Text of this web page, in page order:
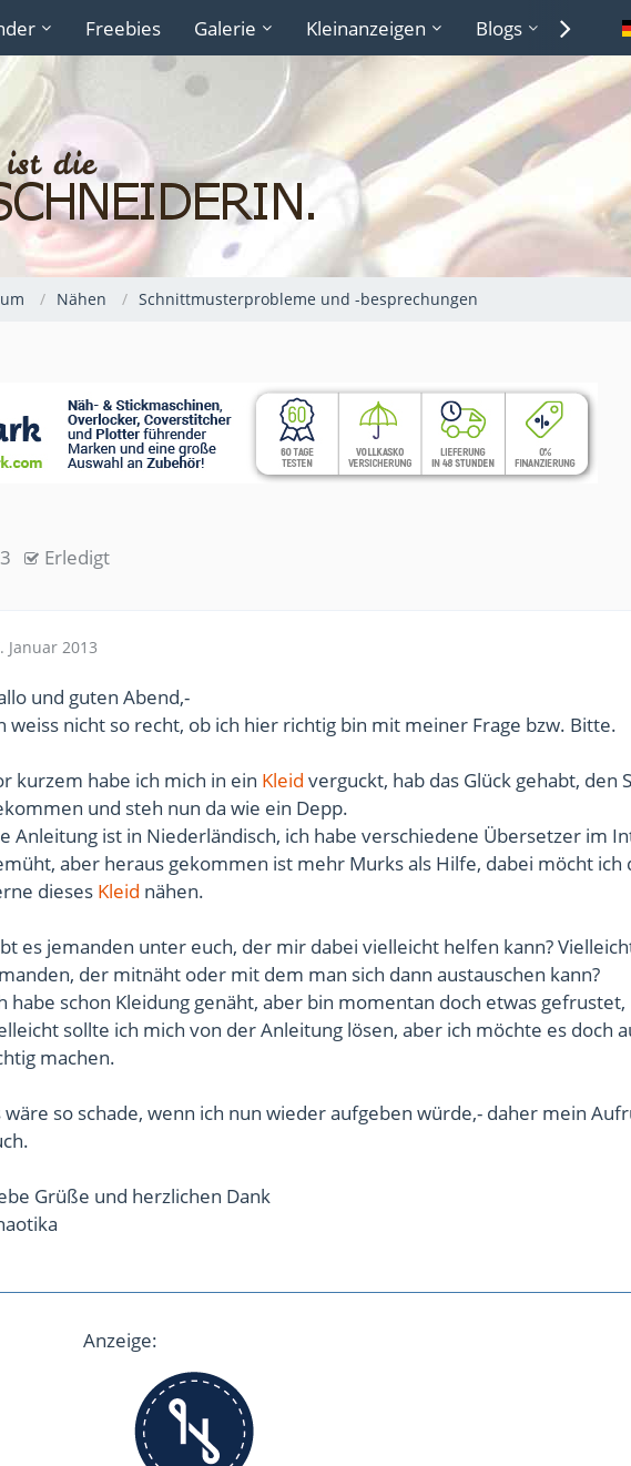
Freebies Galerie Kleinanzeigen Blogs
Nähen Schnittmusterprobleme und -besprechungen
Erledigt
Januar 2013
und guten Abend,-
weiss nicht so recht, ob ich hier richtig bin mit meiner Frage bzw. Bitte.
kurzem habe ich mich in ein Kleid verguckt, hab das Glück gehabt, den
und steh nun da wie ein Depp.
Anleitung ist in Niederländisch, ich habe verschiedene Übersetzer im
aber heraus gekommen ist mehr Murks als Hilfe, dabei möcht ich
dieses Kleid nähen.
es jemanden unter euch, der mir dabei vielleicht helfen kann?
der mitnäht oder mit dem man sich dann austauschen kann?
habe schon Kleidung genäht, aber bin momentan doch etwas gefrustet,
sollte ich mich von der Anleitung lösen, aber ich möchte es doch
machen.
wäre so schade, wenn ich nun wieder aufgeben würde,- daher mein
Grüße und herzlichen Dank
Anzeige: